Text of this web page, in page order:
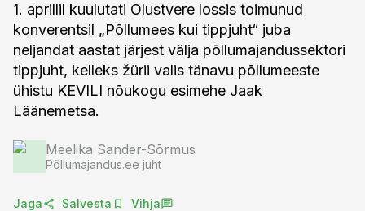
1. aprillil kuulutati Olustvere lossis toimunud
konverentsil „Põllumees kui tippjuht“ juba
neljandat aastat järjest välja põllumajandussektori
tippjuht, kelleks žürii valis tänavu põllumeeste
ühistu KEVILI nõukogu esimehe Jaak
Läänemetsa.
Meelika Sander-Sõrmus
Põllumajandus.ee juht
Jaga Salvesta Vihja